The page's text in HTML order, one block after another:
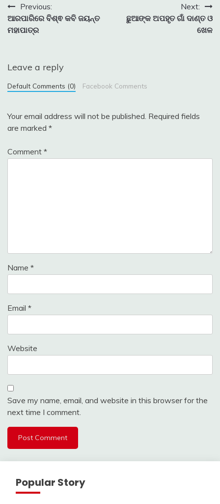
Post
navigation
Previous:
ଆରପାରିରେ ବିଶ୍ଵ କବି ଜୟନ୍ତ
ମହାପାତ୍ର
Next:
ଛୁଆଙ୍କ ଅପହୃତ ଗାଁ ଦାଣ୍ତ ଓ
ଖେଳ
Leave a reply
Default Comments (0) Facebook Comments
Your email address will not be published. Required fields
are marked *
Comment *
Name *
Email *
Website
Save my name, email, and website in this browser for the
next time I comment.
Popular Story